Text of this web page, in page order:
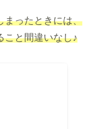
まったときには、
こと間違いなし♪